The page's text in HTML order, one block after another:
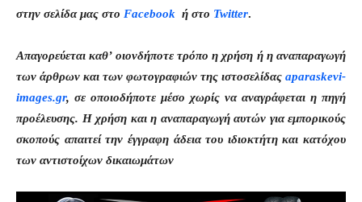
στην σελίδα μας στο Facebook ή στο Twitter.
Απαγορεύεται καθ’ οιονδήποτε τρόπο η χρήση ή η αναπαραγωγή
των άρθρων και των φωτογραφιών της ιστοσελίδας aparaskevi-
images.gr, σε οποιοδήποτε μέσο χωρίς να αναγράφεται η πηγή
προέλευσης. Η χρήση και η αναπαραγωγή αυτών για εμπορικούς
σκοπούς απαιτεί την έγγραφη άδεια του ιδιοκτήτη και κατόχου
των αντιστοίχων δικαιωμάτων